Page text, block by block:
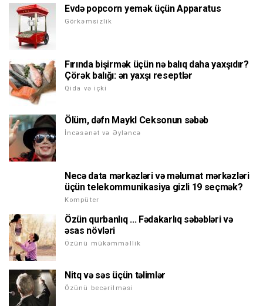
Evdə popcorn yemək üçün Apparatus
Görkəmsizlik
Fırında bişirmək üçün nə balıq daha yaxşıdır?
Çörək balığı: ən yaxşı reseptlər
Qida və içki
Ölüm, dəfn Maykl Ceksonun səbəb
İncəsənət və Əyləncə
Necə data mərkəzləri və məlumat mərkəzləri
üçün telekommunikasiya gizli 19 seçmək?
Kompüter
Özün qurbanlıq ... Fədakarlıq səbəbləri və
əsas növləri
Özünü mükəmməllik
Nitq və səs üçün təlimlər
Özünü becərilməsi